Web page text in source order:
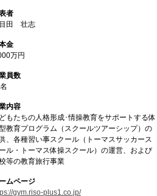
者
田 壮志
金
万円
員数
内容
もたちの人格形成･情操教育をサポートする体
教育プログラム（スクールツアーシップ）の
、各種習い事スクール（トーマスサッカース
ル・トーマス体操スクール）の運営、および
等の教育旅行事業
ムページ
gym.riso-plus1.co.jp/